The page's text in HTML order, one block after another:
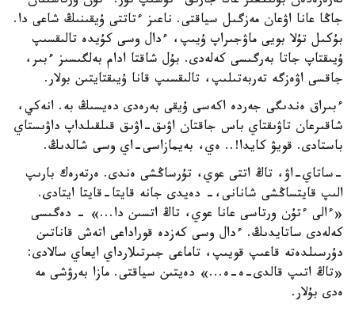
جاڭا عانا اۋعان مەزگىل سياقتى. ناعىز ءتاتتى ۇيقىنىڭ شاعى دا.
بۇكىل تۇلا بويى ماۋجىراپ ۇيىپ، ءدال وسى كۇيدە تالىقسىپ
ۇيىقتاپ جاتا بەرگىسى كەلەدى. بۇل شاقتا ادام بەلگىسىز ءبىر،
جاقسى اۋەزگە تەربەتىلىپ، تالىقسىپ قانا ۇيىقتايتىن بولار.
ءبىراق ەندىگى جەردە اكەسى ۇيقى بەرەدى دەيسىڭ بە. انەكي،
شاقىرعان تاۋىقتاي باس جاقتان اۋىق-اۋىق قىلقىلداپ داۋىستاي
باستادى. قويۋ كايدا!.. ەي، بەيمازاسى-اي وسى شالدىڭ.
-ساتاي-اۋ، تاڭ اتتى عوي، تۇرساڭشى ەندى. ەرتەرەك بارىپ
الىپ قايتساڭشى شانانى،- دەيدى جانە قايتا-قايتا ايتادى.
«ءالى ءتۇن ورتاسى عانا عوي، تاڭ اتسىن دا...» - دەگىسى
كەلەدى ساتايدىڭ. ءدال وسى كەزدە قوراداعى اتەش قاناتىن
دۇرسىلدەتە قاعىپ قويىپ، تاماعى جىرتىلارداي ايعاي سالادى:
«تاڭ اتىپ قالدى-ە-ە...» دەيتىن سياقتى. مازا بەرۋشى مە
ەدى بۇلار.